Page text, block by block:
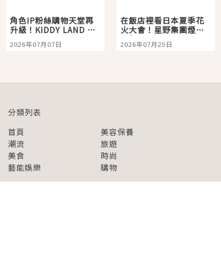
角色IP粉絲購物天堂再
升級！KIDDY LAND 原
宿店吉伊卡哇迎客，新
開幕 OMOKADO 店3分
2026年07月07日
在飯店裡看日本夏季花
火大會！星野集團煙火
景觀飯店6選，讓你不用
人擠人悠閒欣賞
2026年07月25日
分類列表
首頁
美容保養
潮流
旅遊
美食
時尚
藝能娛樂
購物